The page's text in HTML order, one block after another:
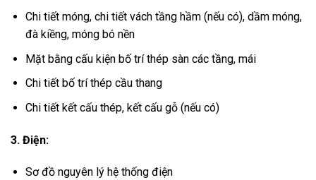
Chi tiết móng, chi tiết vách tầng hầm (nếu có), dầm móng,
đà kiềng, móng bó nền
Mặt bằng cấu kiện bố trí thép sàn các tầng, mái
Chi tiết bố trí thép cầu thang
Chi tiết kết cấu thép, kết cấu gỗ (nếu có)
3. Điện:
Sơ đồ nguyên lý hệ thống điện